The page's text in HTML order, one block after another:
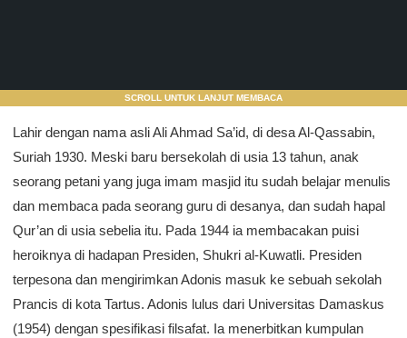
SCROLL UNTUK LANJUT MEMBACA
Lahir dengan nama asli Ali Ahmad Sa’id, di desa Al-Qassabin,
Suriah 1930. Meski baru bersekolah di usia 13 tahun, anak
seorang petani yang juga imam masjid itu sudah belajar menulis
dan membaca pada seorang guru di desanya, dan sudah hapal
Qur’an di usia sebelia itu. Pada 1944 ia membacakan puisi
heroiknya di hadapan Presiden, Shukri al-Kuwatli. Presiden
terpesona dan mengirimkan Adonis masuk ke sebuah sekolah
Prancis di kota Tartus. Adonis lulus dari Universitas Damaskus
(1954) dengan spesifikasi filsafat. Ia menerbitkan kumpulan